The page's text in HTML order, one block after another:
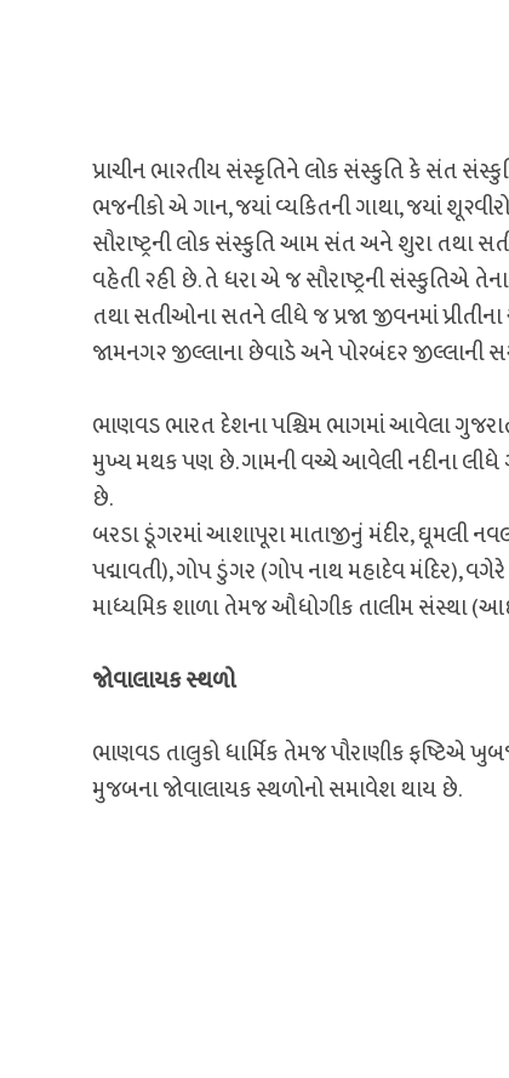
પ્રાચીન ભા૨તીય સંસ્કૃતિને લોક સંસ્કુતિ કે સંત
ભજનીકો એ ગાન, જયાં વ્યકિતની ગાથા, જયાં
સૌરાષ્ટ્રની લોક સંસ્કુતિ આમ સંત અને શુરા તથા
વહેતી ૨હી છે. તે ધરા એ જ સૌરાષ્ટ્રની સંસ્કુતિએ
તથા સતીઓના સતને લીધે જ પ્રજા જીવનમાં
જામનગ૨ જીલ્લાના છેવાડે અને પો૨બંદ૨
ભાણવડ ભારત દેશના પશ્ચિમ ભાગમાં આવેલા
મુખ્ય મથક પણ છે. ગામની વચ્ચે આવેલી નદીના
છે.
બરડા ડૂંગરમાં આશાપૂરા માતાજીનું મંદીર, ઘૂમલી
પદ્માવતી), ગોપ ડુંગર (ગોપ નાથ મહાદેવ મંદિર),
માધ્યમિક શાળા તેમજ ઔધોગીક તાલીમ સંસ્થા
જોવાલાયક સ્‍થળો
ભાણવડ તાલુકો ધાર્મિક તેમજ પૌરાણીક ફષ્ટિએ
મુજબના જોવાલાયક સ્થળોનો સમાવેશ થાય છે.